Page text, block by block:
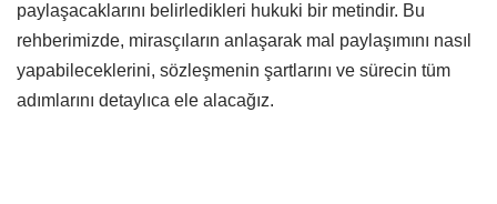
paylaşacaklarını belirledikleri hukuki bir metindir. Bu
rehberimizde, mirasçıların anlaşarak mal paylaşımını nasıl
yapabileceklerini, sözleşmenin şartlarını ve sürecin tüm
adımlarını detaylıca ele alacağız.